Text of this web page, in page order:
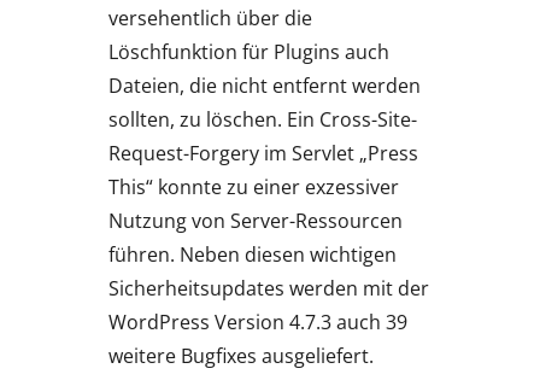
versehentlich über die
Löschfunktion für Plugins auch
Dateien, die nicht entfernt werden
sollten, zu löschen. Ein Cross-Site-
Request-Forgery im Servlet „Press
This“ konnte zu einer exzessiver
Nutzung von Server-Ressourcen
führen. Neben diesen wichtigen
Sicherheitsupdates werden mit der
WordPress Version 4.7.3 auch 39
weitere Bugfixes ausgeliefert.